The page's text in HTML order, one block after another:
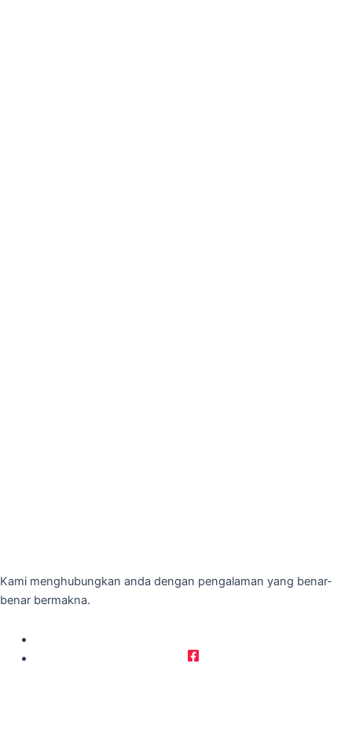
Kami menghubungkan anda dengan pengalaman yang benar-
benar bermakna.